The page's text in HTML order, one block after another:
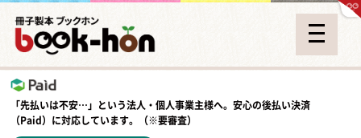
「先払いは不安…」という法人・個人事業主様へ。安心の後払い決済
（Paid） に対応しています。（※要審査）